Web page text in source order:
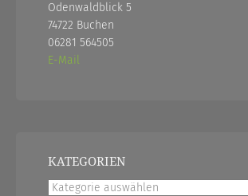
Odenwaldblick 5
74722 Buchen
06281 564505
E-Mail
KATEGORIEN
Kategorien